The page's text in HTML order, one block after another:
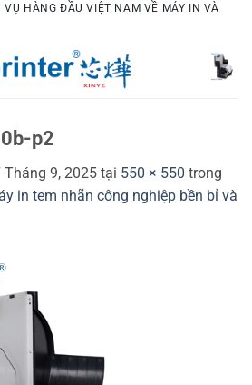
VỤ HÀNG ĐẦU VIỆT NAM VỀ MÁY IN VÀ
p2
Tháng 9, 2025 tại 550 × 550 trong
in tem nhãn công nghiệp bền bỉ và